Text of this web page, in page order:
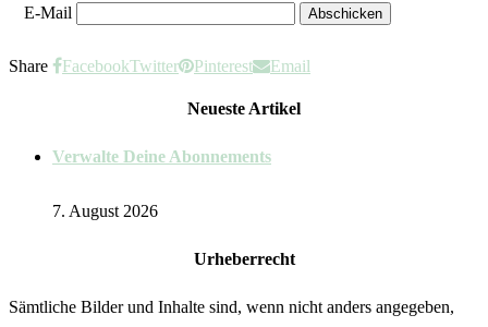
E-Mail
Share FacebookTwitter Pinterest Email
Neueste Artikel
Verwalte Deine Abonnements
7. August 2026
Urheberrecht
Sämtliche Bilder und Inhalte sind, wenn nicht anders angegeben,